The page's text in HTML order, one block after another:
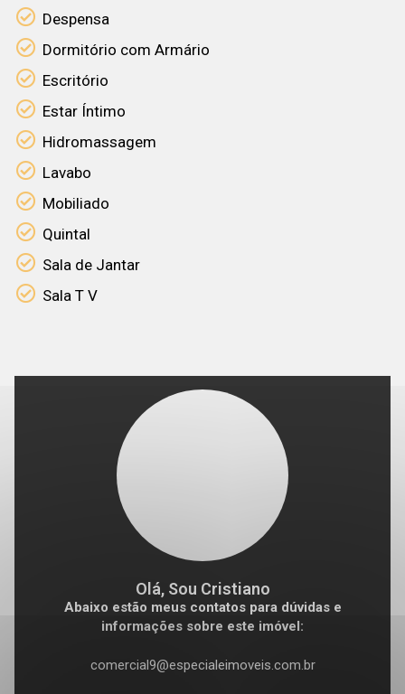
Despensa
Dormitório com Armário
Escritório
Estar Íntimo
Hidromassagem
Lavabo
Mobiliado
Quintal
Sala de Jantar
Sala T V
Olá, Sou Cristiano
Abaixo estão meus contatos para dúvidas e
informações sobre este imóvel:
comercial9@especialeimoveis.com.br